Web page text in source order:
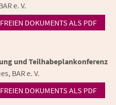
e. V.
DOKUMENTS ALS PDF
und Teilhabeplankonferenz
BAR e. V.
DOKUMENTS ALS PDF